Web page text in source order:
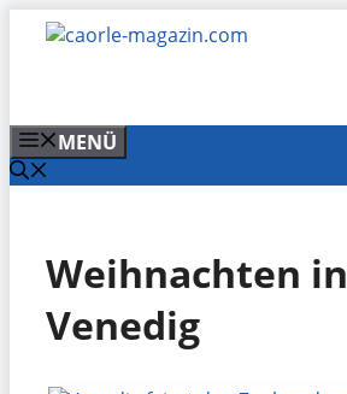
Zum
Inhalt
MENÜ
Weihnachten in
Venedig